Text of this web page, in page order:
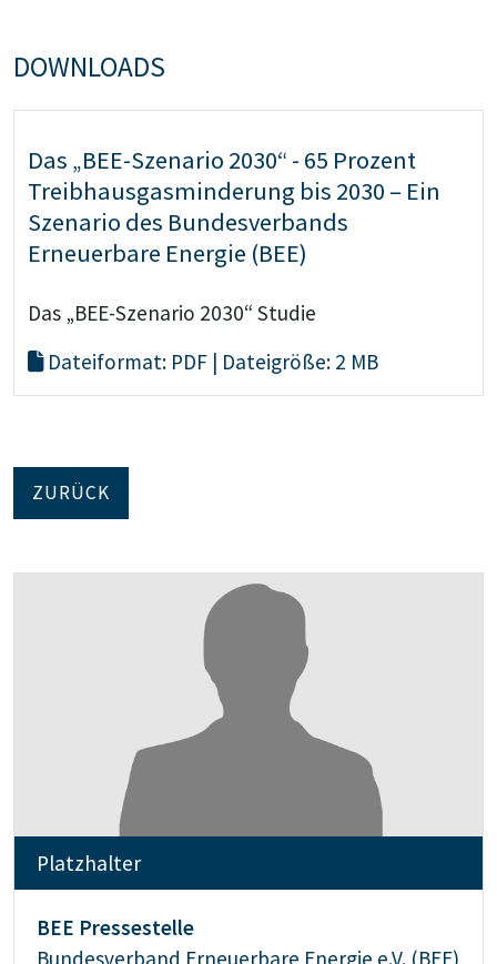
DOWNLOADS
Das „BEE-Szenario 2030“ - 65 Prozent
Treibhausgasminderung bis 2030 – Ein
Szenario des Bundesverbands
Erneuerbare Energie (BEE)
Das „BEE-Szenario 2030“ Studie
Dateiformat: PDF | Dateigröße: 2 MB
ZURÜCK
Platzhalter
BEE Pressestelle
Bundesverband Erneuerbare Energie e.V. (BEE)